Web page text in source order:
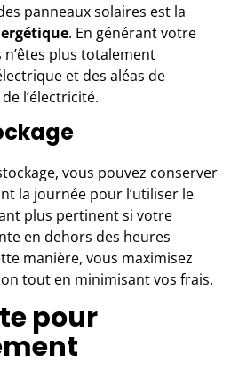
panneaux solaires est la
. En générant votre
plus totalement
et des aléas de
l’électricité.
vous pouvez conserver
la journée pour l’utiliser le
plus pertinent si votre
en dehors des heures
manière, vous maximisez
tout en minimisant vos frais.
pour